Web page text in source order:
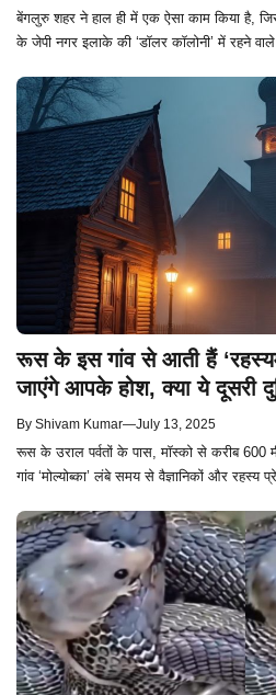
बेंगलुरु शहर ने हाल ही में एक ऐसा काम किया है,
के जेपी नगर इलाके की ‘डॉलर कॉलोनी’ में रहने वाले
रूस के इस गांव से आती हैं
जाएंगे आपके होश, क्या ये दूसरी
By Shivam Kumar—July 13, 2025
रूस के उराल पर्वतों के पास, मॉस्को से करीब 600
गांव ‘मोल्योब्का’ लंबे समय से वैज्ञानिकों और रहस्य